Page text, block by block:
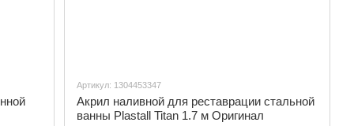
Артикул: 1304453347
Акрил наливной для реставрации стальной
ванны Plastall Titan 1.7 м Оригинал